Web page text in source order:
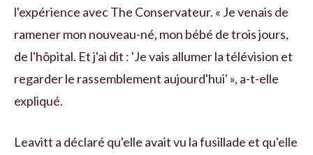
l'expérience avec The Conservateur. « Je venais de
ramener mon nouveau-né, mon bébé de trois jours,
de l'hôpital. Et j'ai dit : 'Je vais allumer la télévision et
regarder le rassemblement aujourd'hui' », a-t-elle
expliqué.
Leavitt a déclaré qu'elle avait vu la fusillade et qu'elle